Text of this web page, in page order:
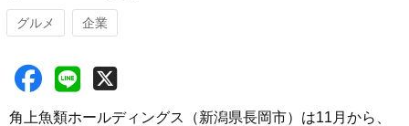
グルメ 企業
角上魚類ホールディングス（新潟県長岡市）は11月から、